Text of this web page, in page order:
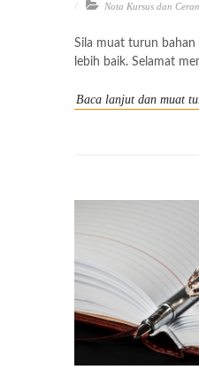
Nota Kursus dan
Sila muat turun
lebih baik. Selamat
Baca lanjut dan muat